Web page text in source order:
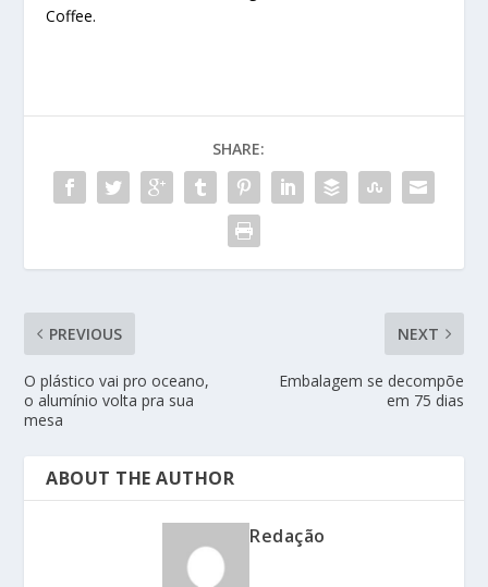
Coffee.
SHARE:
PREVIOUS
O plástico vai pro oceano,
o alumínio volta pra sua
mesa
NEXT
Embalagem se decompõe
em 75 dias
ABOUT THE AUTHOR
Redação